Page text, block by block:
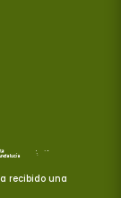
recibido una